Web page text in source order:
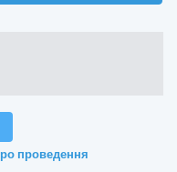
проведення